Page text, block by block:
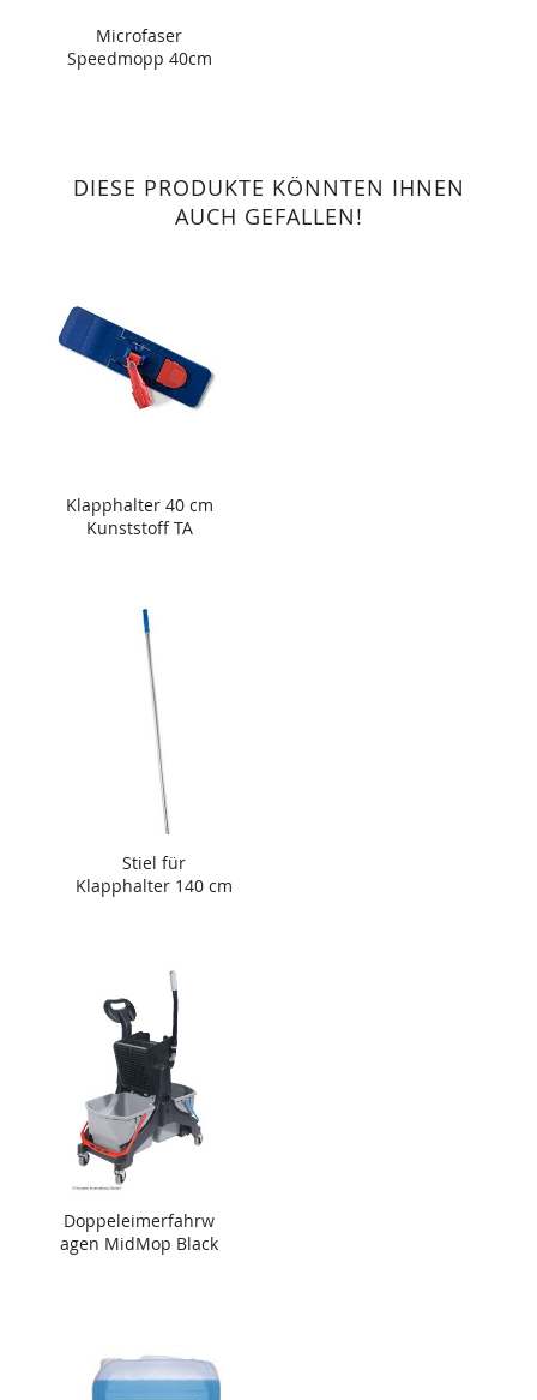
Microfaser
Speedmopp 40cm
DIESE PRODUKTE KÖNNTEN IHNEN
AUCH GEFALLEN!
Klapphalter 40 cm
Kunststoff TA
Stiel für
Klapphalter 140 cm
Doppeleimerfahrw
agen MidMop Black